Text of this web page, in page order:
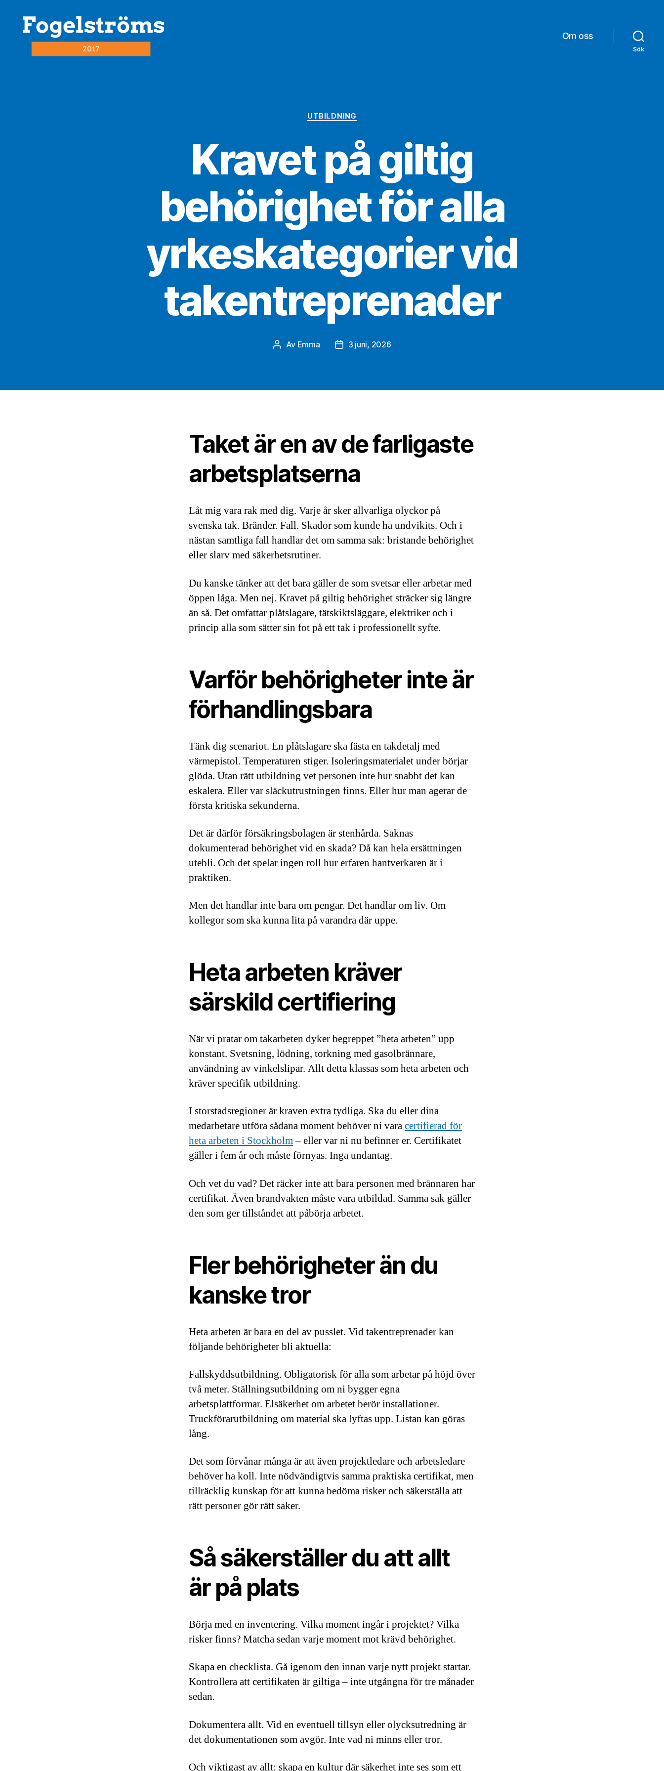
Om oss
Sök
Kategorier
UTBILDNING
Kravet på giltig
behörighet för alla
yrkeskategorier vid
takentreprenader
Inläggsförfattare
Av Emma Inläggsdatum
3 juni, 2026
Taket är en av de farligaste
arbetsplatserna
Låt mig vara rak med dig. Varje år sker allvarliga olyckor på
svenska tak. Bränder. Fall. Skador som kunde ha undvikits. Och i
nästan samtliga fall handlar det om samma sak: bristande behörighet
eller slarv med säkerhetsrutiner.
Du kanske tänker att det bara gäller de som svetsar eller arbetar med
öppen låga. Men nej. Kravet på giltig behörighet sträcker sig längre
än så. Det omfattar plåtslagare, tätskiktsläggare, elektriker och i
princip alla som sätter sin fot på ett tak i professionellt syfte.
Varför behörigheter inte är
förhandlingsbara
Tänk dig scenariot. En plåtslagare ska fästa en takdetalj med
värmepistol. Temperaturen stiger. Isoleringsmaterialet under börjar
glöda. Utan rätt utbildning vet personen inte hur snabbt det kan
eskalera. Eller var släckutrustningen finns. Eller hur man agerar de
första kritiska sekunderna.
Det är därför försäkringsbolagen är stenhårda. Saknas
dokumenterad behörighet vid en skada? Då kan hela ersättningen
utebli. Och det spelar ingen roll hur erfaren hantverkaren är i
praktiken.
Men det handlar inte bara om pengar. Det handlar om liv. Om
kollegor som ska kunna lita på varandra där uppe.
Heta arbeten kräver
särskild certifiering
När vi pratar om takarbeten dyker begreppet ”heta arbeten” upp
konstant. Svetsning, lödning, torkning med gasolbrännare,
användning av vinkelslipar. Allt detta klassas som heta arbeten och
kräver specifik utbildning.
I storstadsregioner är kraven extra tydliga. Ska du eller dina
medarbetare utföra sådana moment behöver ni varacertifierad för
heta arbeten i Stockholm– eller var ni nu befinner er. Certifikatet
gäller i fem år och måste förnyas. Inga undantag.
Och vet du vad? Det räcker inte att bara personen med brännaren har
certifikat. Även brandvakten måste vara utbildad. Samma sak gäller
den som ger tillståndet att påbörja arbetet.
Fler behörigheter än du
kanske tror
Heta arbeten är bara en del av pusslet. Vid takentreprenader kan
följande behörigheter bli aktuella:
Fallskyddsutbildning. Obligatorisk för alla som arbetar på höjd över
två meter. Ställningsutbildning om ni bygger egna
arbetsplattformar. Elsäkerhet om arbetet berör installationer.
Truckförarutbildning om material ska lyftas upp. Listan kan göras
lång.
Det som förvånar många är att även projektledare och arbetsledare
behöver ha koll. Inte nödvändigtvis samma praktiska certifikat, men
tillräcklig kunskap för att kunna bedöma risker och säkerställa att
rätt personer gör rätt saker.
Så säkerställer du att allt
är på plats
Börja med en inventering. Vilka moment ingår i projektet? Vilka
risker finns? Matcha sedan varje moment mot krävd behörighet.
Skapa en checklista. Gå igenom den innan varje nytt projekt startar.
Kontrollera att certifikaten är giltiga – inte utgångna för tre månader
sedan.
Dokumentera allt. Vid en eventuell tillsyn eller olycksutredning är
det dokumentationen som avgör. Inte vad ni minns eller tror.
Och viktigast av allt: skapa en kultur där säkerhet inte ses som ett